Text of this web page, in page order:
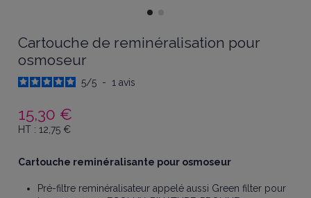
Cartouche de reminéralisation pour
osmoseur
5/5 - 1avis
15,30 €
HT : 12,75€
Cartouche reminéralisante pour osmoseur
Pré-filtre reminéralisateur appelé aussi Green filter pour